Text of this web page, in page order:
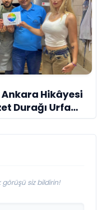
Hikâyesi
Durağı Urfa
görüşü siz bildirin!